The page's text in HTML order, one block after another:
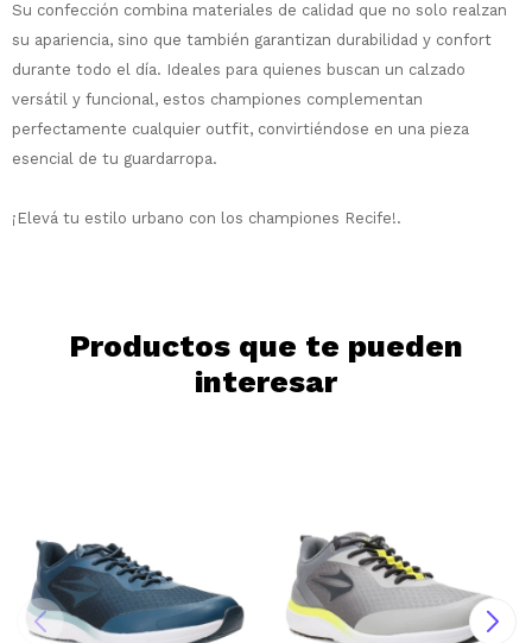
Su confección combina materiales de calidad que no solo realzan
su apariencia, sino que también garantizan durabilidad y confort
durante todo el día. Ideales para quienes buscan un calzado
versátil y funcional, estos championes complementan
perfectamente cualquier outfit, convirtiéndose en una pieza
esencial de tu guardarropa.
¡Elevá tu estilo urbano con los championes Recife!.
Productos que te pueden
interesar
cuotas y sin tocar tu
tarjeta de crédito
Fecha de nacimiento
Día Mes Año
Después.
¡Tenés hasta
para comprar en las cuotas
Ups!
Parece que no tenes oferta, lamentamos
el inconveniente, por cualquier duda
contactanos en
preguntas@pagodespues.com.uy
¡Algo salió mal!
Por favor intenta nuevamente mas tarde.